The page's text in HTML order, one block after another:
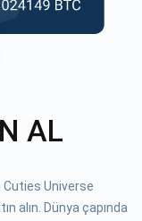
AL
Cuties Universe
alın. Dünya çapında